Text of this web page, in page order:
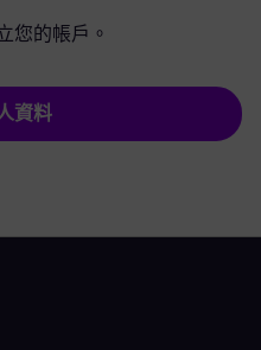
您的帳戶。
資料